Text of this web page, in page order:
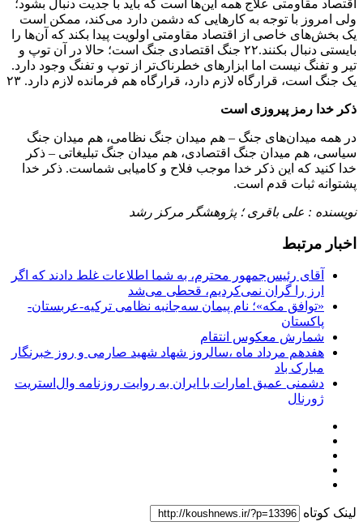
اقتصاد مقاومتی علاج همه‌ این‌ها است که باید با جدیت دنبال بشود؛
ولی امروز با توجه به کار‌هایی که دشمن دارد می‌کند، ممکن است
یک بخش‌های خاصی از اقتصاد مقاومتی اولویت پیدا بکند که آن‌ها را
بایستی دنبال بکنند.۲۲ جنگ اقتصادی جنگ است؛ حالا در آن توپ و
تیر و تفنگ نیست اما ابزار‌های خطرناک‌تر از توپ و تفنگ وجود دارد.
یک جنگ است، قرارگاه لازم دارد، قرارگاه هم فرمانده لازم دارد. ۲۳
ذکر خدا رمز پیروزی است
در همه‌ میدان‌های جنگ – هم میدان جنگ نظامی، هم میدان جنگ
سیاسی، هم میدان جنگ اقتصادی، هم میدان جنگ تبلیغاتی – ذکر
خدا کنید که این ذکر خدا موجب فلاح و کامیابی شماست. ذکر خدا
پشتوانه‌ ثبات قدم است.
نویسنده : علی باقری ؛ پژوهشگر مرکز رشد
اخبار مرتبط
آقای رئیس‌جمهور محترم، به شما اطلاعات غلط دادند که اگر
ارز را گران نمی‌کردیم، قحطی می‌شد
«توافق مکه»؛ نام پیمان سه‌جانبه نظامی ترکیه-عربستان-
پاکستان
شمارش معکوس انتقام
هفدهم مرداد ماه ،سالروز شهاد شهید صارمی و روز خبرنگار
مبارک باد
دشمنی عمیق امارات با ایران به روایت روزنامه وال‌استریت
ژورنال
لینک کوتاه